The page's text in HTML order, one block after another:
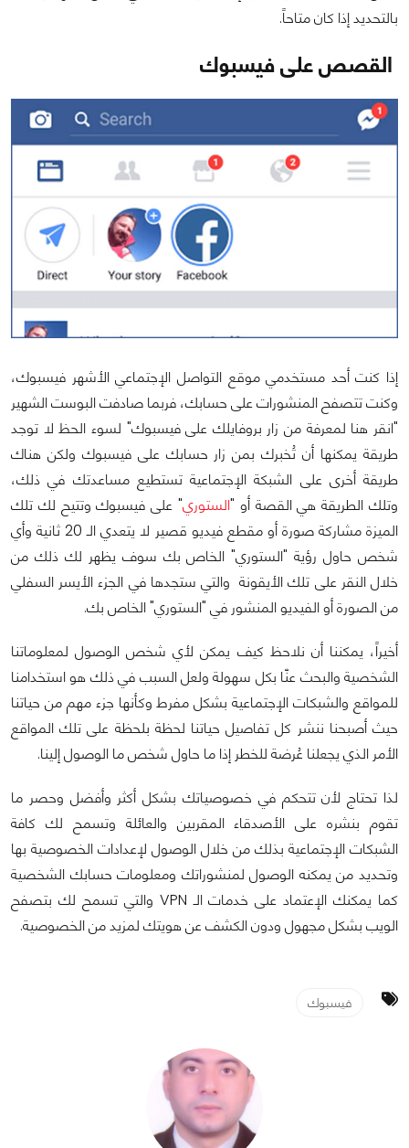
بالتحديد إذا كان متاحاً.
القصص على فيسبوك
إذا كنت أحد مستخدمي موقع التواصل الإجتماعي الأشهر فيسبوك،
وكنت تتصفح المنشورات على حسابك، فربما صادفت البوست الشهير
"انقر هنا لمعرفة من زار بروفايلك على فيسبوك" لسوء الحظ لا توجد
طريقة يمكنها أن تُخبرك بمن زار حسابك على فيسبوك ولكن هناك
طريقة أخرى على الشبكة الإجتماعية تستطيع مساعدتك في ذلك،
وتلك الطريقة هي القصة أو "الستوري" على فيسبوك وتتيح لك تلك
الميزة مشاركة صورة أو مقطع فيديو قصير لا يتعدي الـ 20 ثانية وأي
شخص حاول رؤية "الستوري" الخاص بك سوف يظهر لك ذلك من
خلال النقر على تلك الأيقونة والتي ستجدها في الجزء الأيسر السفلي
من الصورة أو الفيديو المنشور في "الستوري" الخاص بك.
أخيراً، يمكننا أن نلاحظ كيف يمكن لأي شخص الوصول لمعلوماتنا
الشخصية والبحث عنّا بكل سهولة ولعل السبب في ذلك هو استخدامنا
للمواقع والشبكات الإجتماعية بشكل مفرط وكأنها جزء مهم من حياتنا
حيث أصبحنا ننشر كل تفاصيل حياتنا لحظة بلحظة على تلك المواقع
الأمر الذي يجعلنا عُرضة للخطر إذا ما حاول شخص ما الوصول إلينا.
لذا تحتاج لأن تتحكم في خصوصياتك بشكل أكثر وأفضل وحصر ما
تقوم بنشره على الأصدقاء المقربين والعائلة وتسمح لك كافة
الشبكات الإجتماعية بذلك من خلال الوصول لإعدادات الخصوصية بها
وتحديد من يمكنه الوصول لمنشوراتك ومعلومات حسابك الشخصية
كما يمكنك الإعتماد على خدمات الـ VPN والتي تسمح لك بتصفح
الويب بشكل مجهول ودون الكشف عن هويتك لمزيد من الخصوصية.
فيسبوك